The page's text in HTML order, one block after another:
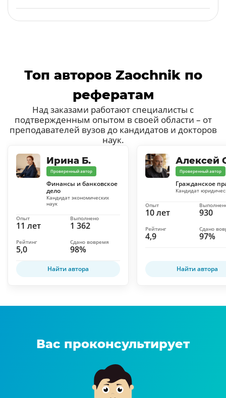
Топ авторов Zaochnik по
рефератам
Над заказами работают специалисты с
подтвержденным опытом в своей области – от
преподавателей вузов до кандидатов и докторов
наук.
Ирина Б.
Проверенный автор
Финансы и банковское
дело
Кандидат экономических
наук
11 лет
Опыт
1 362
Выполнено
5,0
Рейтинг
98%
Сдано вовремя
Найти автора
Алексей
Проверенный автор
Гражданское
Кандидат
10 лет
Опыт
930
4,9
Рейтинг
97%
Сдано
Найти автора
Вас проконсультирует